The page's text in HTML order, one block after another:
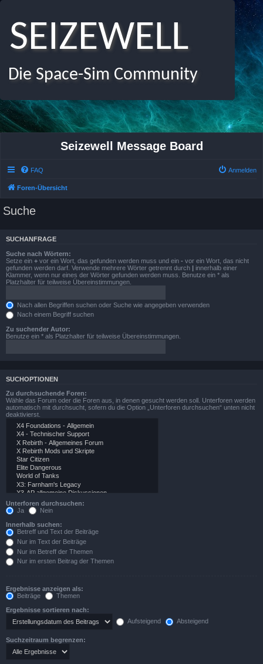
SEIZEWELL
Die Space-Sim Community
Seizewell Message Board
FAQ Anmelden
Foren-Übersicht
Suche
SUCHANFRAGE
Suche nach Wörtern:
Setze ein + vor ein Wort, das gefunden werden muss und ein - vor ein Wort, das nicht
gefunden werden darf. Verwende mehrere Wörter getrennt durch | innerhalb einer
Klammer, wenn nur eines der Wörter gefunden werden muss. Benutze ein * als
Platzhalter für teilweise Übereinstimmungen.
Nach allen Begriffen suchen oder Suche wie angegeben verwenden
Nach einem Begriff suchen
Zu suchender Autor:
Benutze ein * als Platzhalter für teilweise Übereinstimmungen.
SUCHOPTIONEN
Zu durchsuchende Foren:
Wähle das Forum oder die Foren aus, in denen gesucht werden soll. Unterforen werden
automatisch mit durchsucht, sofern du die Option „Unterforen durchsuchen“ unten nicht
deaktivierst.
Unterforen durchsuchen:
Ja
Nein
Innerhalb suchen:
Betreff und Text der Beiträge
Nur im Text der Beiträge
Nur im Betreff der Themen
Nur im ersten Beitrag der Themen
Ergebnisse anzeigen als:
Beiträge
Themen
Ergebnisse sortieren nach:
Aufsteigend
Absteigend
Suchzeitraum begrenzen: